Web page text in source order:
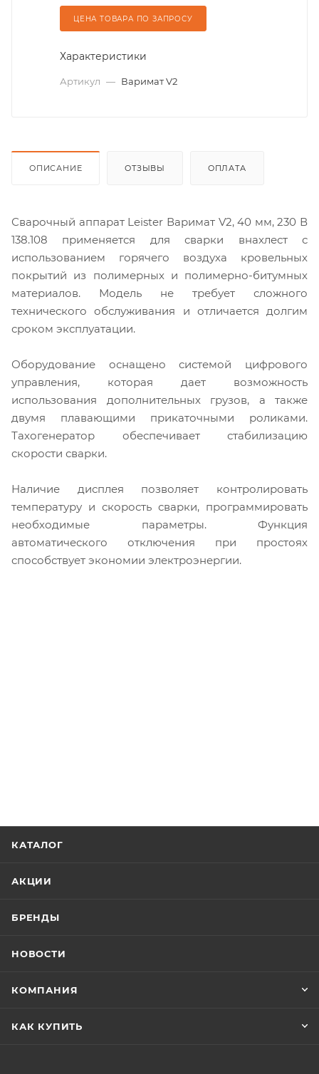
ЦЕНА ТОВАРА ПО ЗАПРОСУ
Характеристики
Артикул — Варимат V2
ОПИСАНИЕ ОТЗЫВЫ ОПЛАТА
Сварочный аппарат Leister Варимат V2, 40 мм, 230 В
138.108 применяется для сварки внахлест с
использованием горячего воздуха кровельных
покрытий из полимерных и полимерно-битумных
материалов. Модель не требует сложного
технического обслуживания и отличается долгим
сроком эксплуатации.
Оборудование оснащено системой цифрового
управления, которая дает возможность
использования дополнительных грузов, а также
двумя плавающими прикаточными роликами.
Тахогенератор обеспечивает стабилизацию
скорости сварки.
Наличие дисплея позволяет контролировать
температуру и скорость сварки, программировать
необходимые параметры. Функция
автоматического отключения при простоях
способствует экономии электроэнергии.
КАТАЛОГ
АКЦИИ
БРЕНДЫ
НОВОСТИ
КОМПАНИЯ
КАК КУПИТЬ